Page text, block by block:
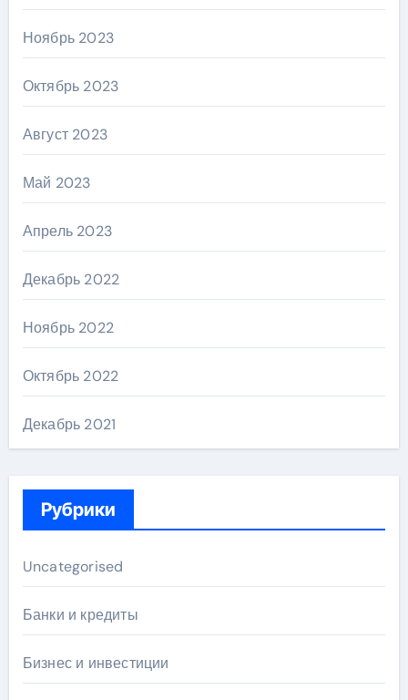
Ноябрь 2023
Октябрь 2023
Август 2023
Май 2023
Апрель 2023
Декабрь 2022
Ноябрь 2022
Октябрь 2022
Декабрь 2021
Рубрики
Uncategorised
Банки и кредиты
Бизнес и инвестиции